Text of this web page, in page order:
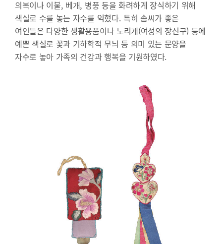
의복이나 이불, 베개, 병풍 등을 화려하게 장식하기 위해
색실로 수를 놓는 자수를 익혔다. 특히 솜씨가 좋은
여인들은 다양한 생활용품이나 노리개(여성의 장신구) 등에
예쁜 색실로 꽃과 기하학적 무늬 등 의미 있는 문양을
자수로 놓아 가족의 건강과 행복을 기원하였다.